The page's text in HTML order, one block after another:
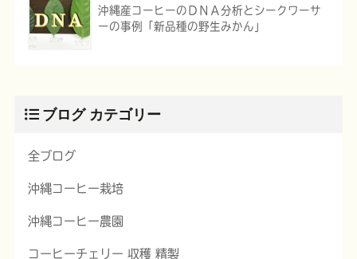
沖縄産コーヒーのＤＮＡ分析とシークワーサ
ーの事例「新品種の野生みかん」
ブログ カテゴリー
全ブログ
沖縄コーヒー栽培
沖縄コーヒー農園
コーヒーチェリー 収穫 精製